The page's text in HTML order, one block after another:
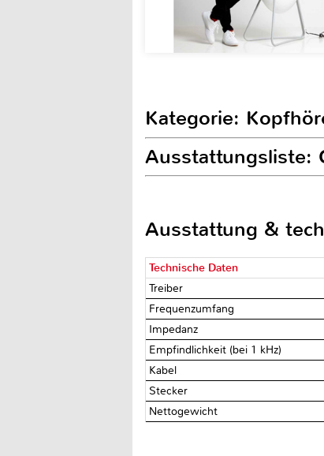
Kategorie:
Ausstattungsliste:
Ausstattung &
Technische Daten
Treiber
Frequenzumfang
Impedanz
Empfindlichkeit (bei 1 kHz)
Kabel
Stecker
Nettogewicht